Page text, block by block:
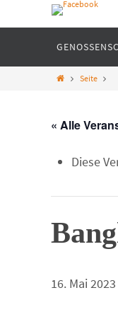
Seite
« Alle
Diese
16. Mai